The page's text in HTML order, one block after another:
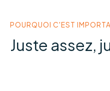
POURQUOI C'EST
Juste assez,